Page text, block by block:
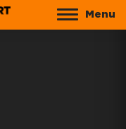
Menu